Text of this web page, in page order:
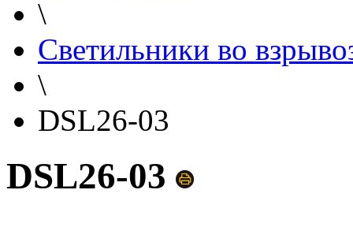
\
Светильники во
\
DSL26-03
DSL26-03